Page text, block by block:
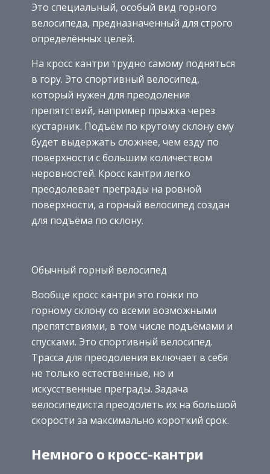
Это специальный, особый вид горного
велосипеда, предназначенный для строго
определённых целей.
На кросс кантри трудно самому подняться
в гору. Это спортивный велосипед,
который нужен для преодоления
препятствий, например прыжка через
кустарник. Подъём по крутому склону ему
будет выдержать сложнее, чем езду по
поверхности с большим количеством
неровностей. Кросс кантри легко
преодолевает преграды на ровной
поверхности, а горный велосипед создан
для подъёма по склону.
Обычный горный велосипед
Вообще кросс кантри это гонки по
горному склону со всеми возможными
препятствиями, в том числе подъёмами и
спусками. Это спортивный велосипед.
Трасса для преодоления включает в себя
не только естественные, но и
искусственные преграды. Задача
велосипедиста преодолеть их на большой
скорости за максимально короткий срок.
Немного о кросс-кантри